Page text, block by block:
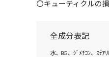
〇キューティクルの
全成分表記
水､ BG､ ｼﾞﾒﾁｺﾝ､ ｽﾃｱ